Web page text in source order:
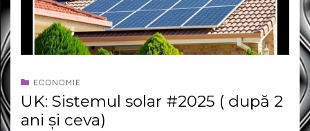
ECONOMIE
UK: Sistemul solar #2025 ( după 2
ani și ceva)